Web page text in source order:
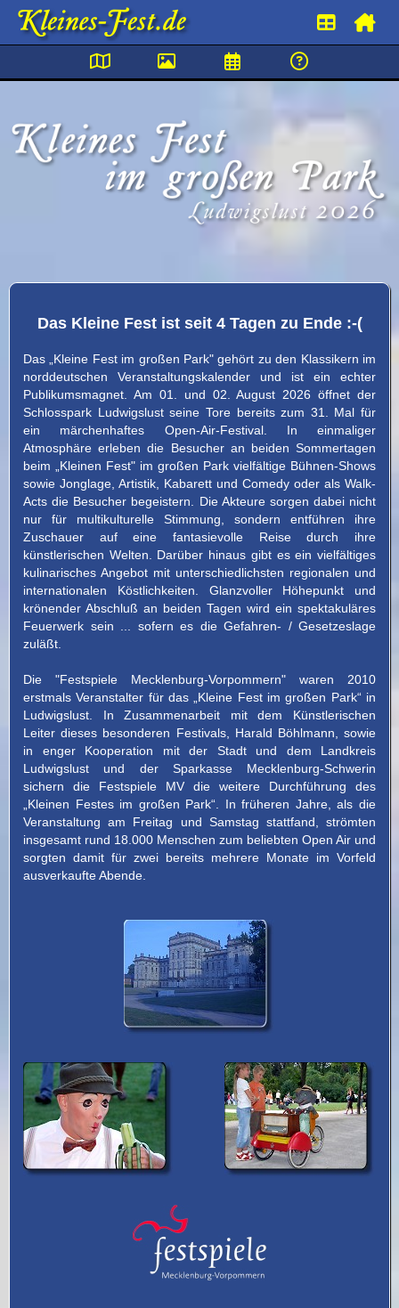
Kleines
Park
Ludwigslust
2026
//
inoffizielle
HomePage
Das Kleine Fest ist seit 4 Tagen zu Ende :-(
Das „Kleine Fest im großen Park" gehört zu den Klassikern im
norddeutschen Veranstaltungskalender und ist ein echter
Publikumsmagnet. Am 01. und 02. August 2026 öffnet der
Schlosspark Ludwigslust seine Tore bereits zum 31. Mal für
ein märchenhaftes Open-Air-Festival. In einmaliger
Atmosphäre erleben die Besucher an beiden Sommertagen
beim „Kleinen Fest" im großen Park vielfältige Bühnen-Shows
sowie Jonglage, Artistik, Kabarett und Comedy oder als Walk-
Acts die Besucher begeistern. Die Akteure sorgen dabei nicht
nur für multikulturelle Stimmung, sondern entführen ihre
Zuschauer auf eine fantasievolle Reise durch ihre
künstlerischen Welten. Darüber hinaus gibt es ein vielfältiges
kulinarisches Angebot mit unterschiedlichsten regionalen und
internationalen Köstlichkeiten. Glanzvoller Höhepunkt und
krönender Abschluß an beiden Tagen wird ein spektakuläres
Feuerwerk sein ... sofern es die Gefahren- / Gesetzeslage
zuläßt.
Die "Festspiele Mecklenburg-Vorpommern" waren 2010
erstmals Veranstalter für das „Kleine Fest im großen Park“ in
Ludwigslust. In Zusammenarbeit mit dem Künstlerischen
Leiter dieses besonderen Festivals, Harald Böhlmann, sowie
in enger Kooperation mit der Stadt und dem Landkreis
Ludwigslust und der Sparkasse Mecklenburg-Schwerin
sichern die Festspiele MV die weitere Durchführung des
„Kleinen Festes im großen Park“. In früheren Jahre, als die
Veranstaltung am Freitag und Samstag stattfand, strömten
insgesamt rund 18.000 Menschen zum beliebten Open Air und
sorgten damit für zwei bereits mehrere Monate im Vorfeld
ausverkaufte Abende.